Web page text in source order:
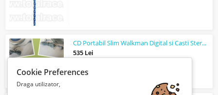
CD Portabil Slim Walkman Digital si Casti Stereo
535 Lei
Cookie Preferences
Draga utilizator,